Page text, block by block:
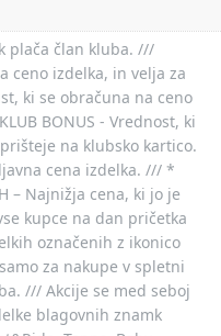
plača član kluba. ///
ceno izdelka, in velja za
ki se obračuna na ceno
BONUS - Vrednost, ki
na klubsko kartico.
cena izdelka. /// *
– Najnižja cena, ki jo je
kupce na dan pričetka
označenih z ikonico
za nakupe v spletni
/// Akcije se med seboj
blagovnih znamk